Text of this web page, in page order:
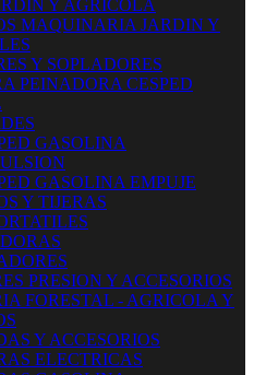
Y AGRICOLA
MAQUINARIA JARDIN Y
Y SOPLADORES
PEINADORA CESPED
GASOLINA
GASOLINA EMPUJE
Y TIJERAS
PRESION Y ACCESORIOS
FORESTAL - AGRICOLA Y
Y ACCESORIOS
ELECTRICAS